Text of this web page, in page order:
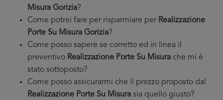
Misura Gorizia?
Come potrei fare per risparmiare per Realizzazione
Porte Su Misura Gorizia?
Come posso sapere se corretto ed in linea il
preventivo Realizzazione Porte Su Misura che mi è
stato sottoposto?
Come posso assicurarmi che il prezzo proposto dal
Realizzazione Porte Su Misura sia quello giusto?